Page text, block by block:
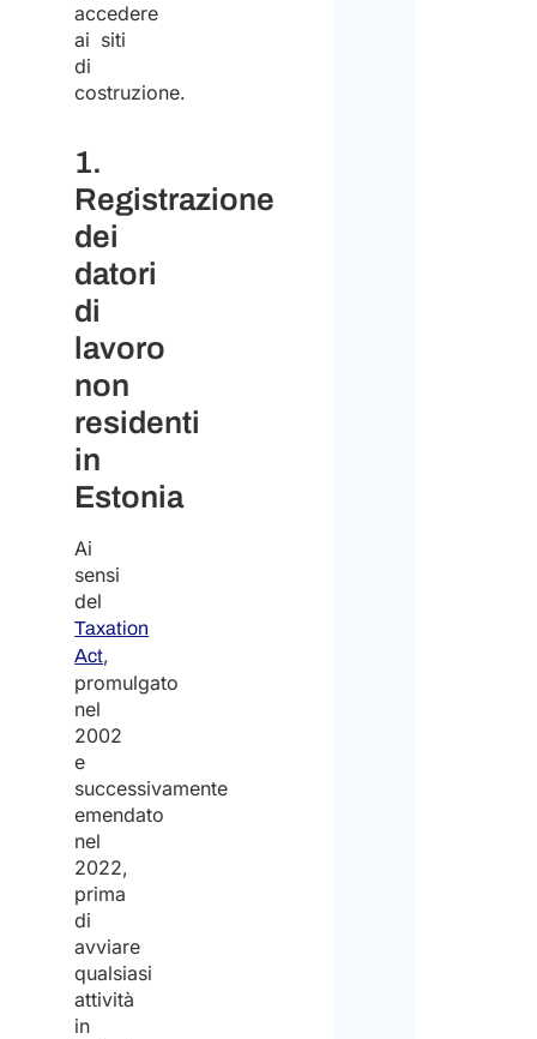
accedere
ai siti
di
costruzione.
1.
Registrazione
dei
datori
di
lavoro
non
residenti
in
Estonia
Ai
sensi
del
Taxation
Act,
promulgato
nel
2002
e
successivamente
emendato
nel
2022,
prima
di
avviare
qualsiasi
attività
in